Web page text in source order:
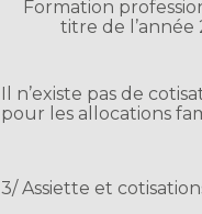
Formation
titre de l’année
Il n’existe pas de
pour les allocations
3/ Assiette et